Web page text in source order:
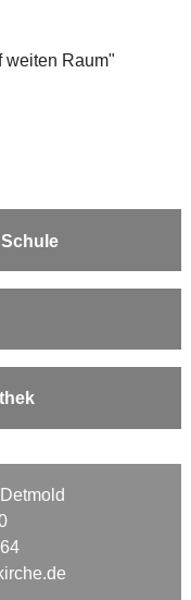
weiten Raum"